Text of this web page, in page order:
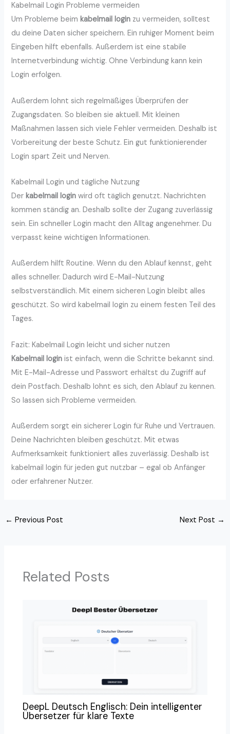
Kabelmail Login Probleme vermeiden
Um Probleme beimkabelmail login zu vermeiden, solltest
du deine Daten sicher speichern. Ein ruhiger Moment beim
Eingeben hilft ebenfalls. Außerdem ist eine stabile
Internetverbindung wichtig. Ohne Verbindung kann kein
Login erfolgen.
Außerdem lohnt sich regelmäßiges Überprüfen der
Zugangsdaten. So bleiben sie aktuell. Mit kleinen
Maßnahmen lassen sich viele Fehler vermeiden. Deshalb ist
Vorbereitung der beste Schutz. Ein gut funktionierender
Login spart Zeit und Nerven.
Kabelmail Login und tägliche Nutzung
Derkabelmail login wird oft täglich genutzt. Nachrichten
kommen ständig an. Deshalb sollte der Zugang zuverlässig
sein. Ein schneller Login macht den Alltag angenehmer. Du
verpasst keine wichtigen Informationen.
Außerdem hilft Routine. Wenn du den Ablauf kennst, geht
alles schneller. Dadurch wird E-Mail-Nutzung
selbstverständlich. Mit einem sicheren Login bleibt alles
geschützt. So wird kabelmail login zu einem festen Teil des
Tages.
Fazit: Kabelmail Login leicht und sicher nutzen
Kabelmail login ist einfach, wenn die Schritte bekannt sind.
Mit E-Mail-Adresse und Passwort erhältst du Zugriff auf
dein Postfach. Deshalb lohnt es sich, den Ablauf zu kennen.
So lassen sich Probleme vermeiden.
Außerdem sorgt ein sicherer Login für Ruhe und Vertrauen.
Deine Nachrichten bleiben geschützt. Mit etwas
Aufmerksamkeit funktioniert alles zuverlässig. Deshalb ist
kabelmail login für jeden gut nutzbar – egal ob Anfänger
oder erfahrener Nutzer.
← Previous Post Next Post →
Related Posts
DeepL Deutsch Englisch: Dein intelligenter
Übersetzer für klare Texte